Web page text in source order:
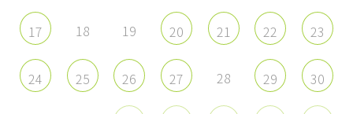
17 18 19 20 21 22 23
24 25 26 27 28 29 30